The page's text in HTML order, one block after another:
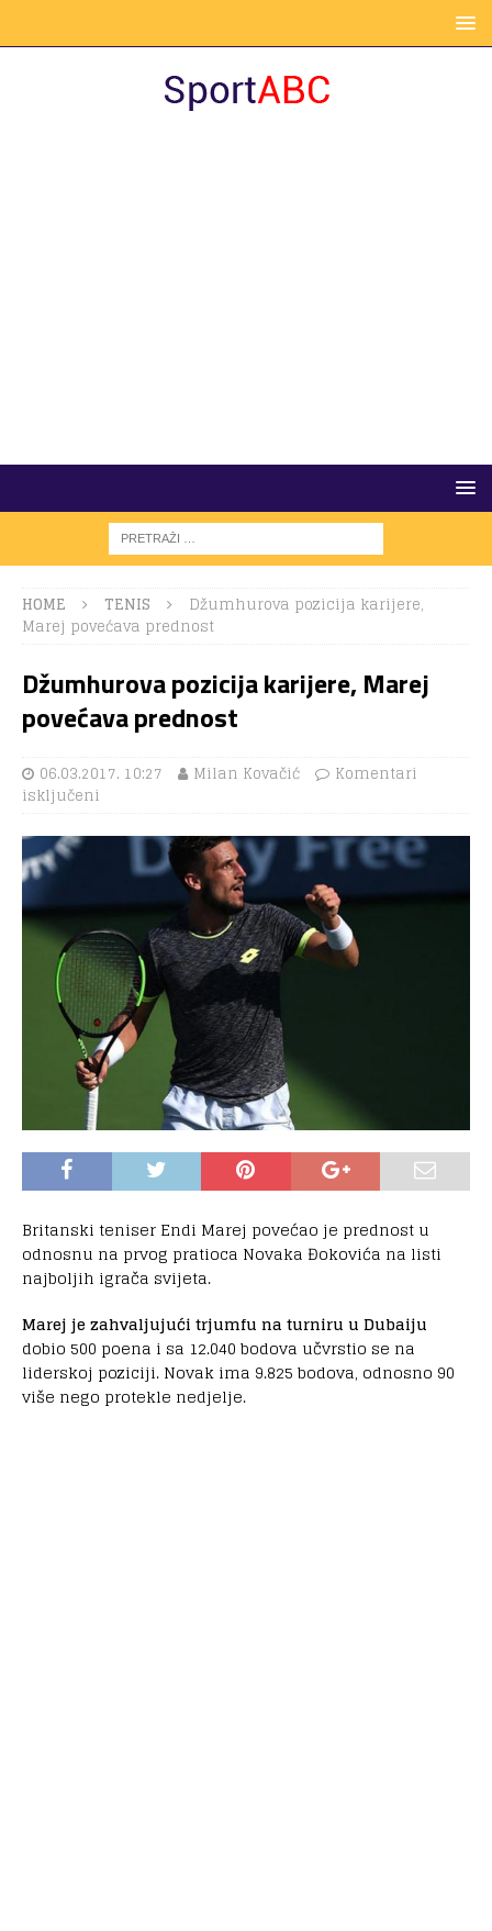
HOME TENIS
Džumhurova pozicija karijere,
Marej povećava prednost
Džumhurova pozicija karijere, Marej
povećava prednost
06.03.2017. 10:27 Milan Kovačić
Komentari
isključeni
Britanski teniser Endi Marej povećao je prednost u
odnosnu na prvog pratioca Novaka Đokovića na listi
najboljih igrača svijeta.
Marej je zahvaljujući trjumfu na turniru u Dubaiju
dobio 500 poena i sa 12.040 bodova učvrstio se na
liderskoj poziciji. Novak ima 9.825 bodova, odnosno 90
više nego protekle nedjelje.